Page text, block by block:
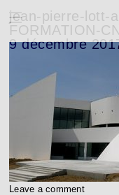
jean-pierre-lott-
FORMATION-
9 décembre
Leave a comment